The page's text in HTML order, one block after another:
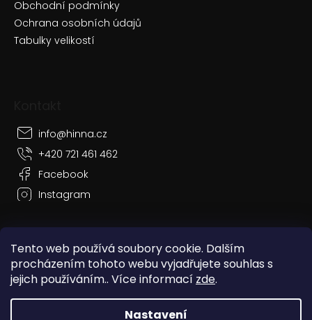
Tento web používá soubory cookie. Dalším
procházením tohoto webu vyjadřujete souhlas s
jejich používáním.. Více informací zde.
Nastavení
Obchodní podmínky
Ochrana osobních údajů
Tabulky velikostí
info@hinna.cz
+420 721 461 462
Facebook
Instagram
Vytvořil Shoptet
. Všechna práva vyhrazena.